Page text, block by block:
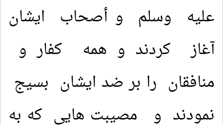
عليه وسلم و أصحاب ایشان
آغاز کردند و همه کفار و
منافقان را بر ضد ایشان بسیج
نمودند و مصیبت هایی که به